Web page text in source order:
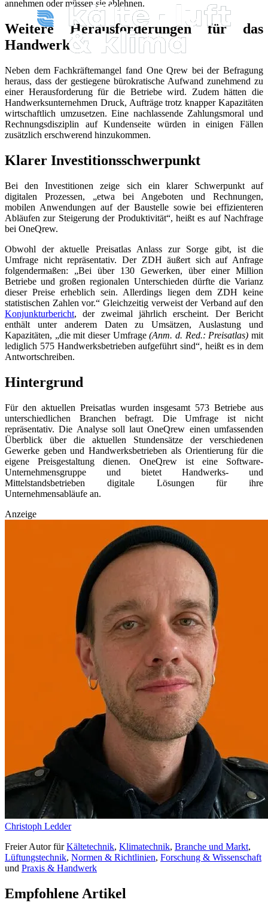
annehmen oder müssen sie ablehnen.
Weitere Herausforderungen für das
Handwerk
Neben dem Fachkräftemangel fand One Qrew bei der Befragung
heraus, dass der gestiegene bürokratische Aufwand zunehmend zu
einer Herausforderung für die Betriebe wird. Zudem hätten die
Handwerksunternehmen Druck, Aufträge trotz knapper Kapazitäten
wirtschaftlich umzusetzen. Eine nachlassende Zahlungsmoral und
Rechnungsdisziplin auf Kundenseite würden in einigen Fällen
zusätzlich erschwerend hinzukommen.
Klarer Investitionsschwerpunkt
Bei den Investitionen zeige sich ein klarer Schwerpunkt auf
digitalen Prozessen, „etwa bei Angeboten und Rechnungen,
mobilen Anwendungen auf der Baustelle sowie bei effizienteren
Abläufen zur Steigerung der Produktivität“, heißt es auf Nachfrage
bei OneQrew.
Obwohl der aktuelle Preisatlas Anlass zur Sorge gibt, ist die
Umfrage nicht repräsentativ. Der ZDH äußert sich auf Anfrage
folgendermaßen: „Bei über 130 Gewerken, über einer Million
Betriebe und großen regionalen Unterschieden dürfte die Varianz
dieser Preise erheblich sein. Allerdings liegen dem ZDH keine
statistischen Zahlen vor.“ Gleichzeitig verweist der Verband auf den
Konjunkturbericht, der zweimal jährlich erscheint. Der Bericht
enthält unter anderem Daten zu Umsätzen, Auslastung und
Kapazitäten, „die mit dieser Umfrage(Anm. d. Red.: Preisatlas) mit
lediglich 575 Handwerksbetrieben aufgeführt sind“, heißt es in dem
Antwortschreiben.
Hintergrund
Für den aktuellen Preisatlas wurden insgesamt 573 Betriebe aus
unterschiedlichen Branchen befragt. Die Umfrage ist nicht
repräsentativ. Die Analyse soll laut OneQrew einen umfassenden
Überblick über die aktuellen Stundensätze der verschiedenen
Gewerke geben und Handwerksbetrieben als Orientierung für die
eigene Preisgestaltung dienen. OneQrew ist eine Software-
Unternehmensgruppe und bietet Handwerks- und
Mittelstandsbetrieben digitale Lösungen für ihre
Unternehmensabläufe an.
Anzeige
Christoph Ledder
Freier AutorfürKältetechnik, Klimatechnik, Branche und Markt,
Lüftungstechnik, Normen & Richtlinien, Forschung & Wissenschaft
und Praxis & Handwerk
Empfohlene Artikel